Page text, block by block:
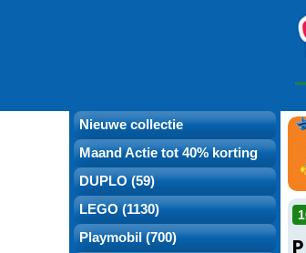
Nieuwe collectie
Maand Actie tot 40% korting
DUPLO (59)
LEGO (1130)
Playmobil (700)